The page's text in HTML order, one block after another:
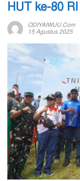
HUT ke-80
ODIYAIWUU.com
15 Agustus 2025